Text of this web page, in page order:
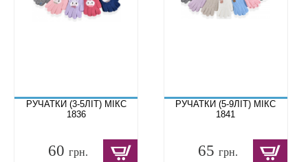
РУЧАТКИ (3-5ЛІТ) МІКС
1836
60грн.
РУЧАТКИ (5-9ЛІТ) МІКС
1841
65 грн.